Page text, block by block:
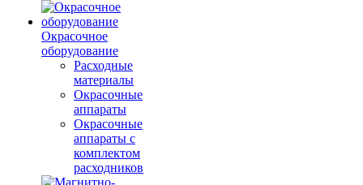
Окрасочное
оборудование
Расходные
материалы
Окрасочные
аппараты
Окрасочные
аппараты с
комплектом
расходников